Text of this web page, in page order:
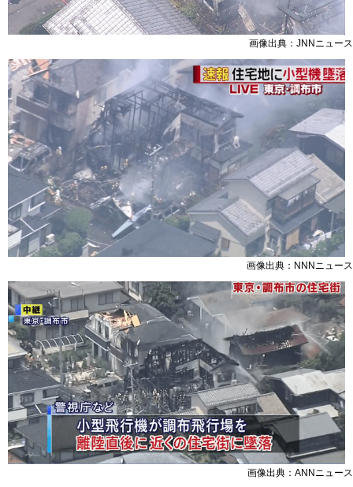
画像出典：JNNニュース
画像出典：NNNニュース
画像出典：ANNニュース